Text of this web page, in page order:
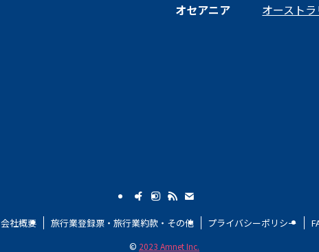
オセアニア
オースト
会社概要 旅行業登録票・旅行業約款・その他 プライバシーポリシー
© 2023 Amnet Inc.